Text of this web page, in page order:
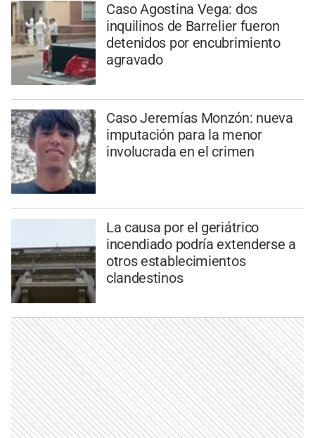
Caso Agostina Vega: dos
inquilinos de Barrelier fueron
detenidos por encubrimiento
agravado
Caso Jeremías Monzón: nueva
imputación para la menor
involucrada en el crimen
La causa por el geriátrico
incendiado podría extenderse a
otros establecimientos
clandestinos